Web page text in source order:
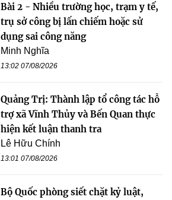
Bài 2 - Nhiều trường học, trạm y tế,
trụ sở công bị lấn chiếm hoặc sử
dụng sai công năng
Minh Nghĩa
13:02 07/08/2026
Quảng Trị: Thành lập tổ công tác hỗ
trợ xã Vĩnh Thủy và Bến Quan thực
hiện kết luận thanh tra
Lê Hữu Chính
13:01 07/08/2026
Bộ Quốc phòng siết chặt kỷ luật,